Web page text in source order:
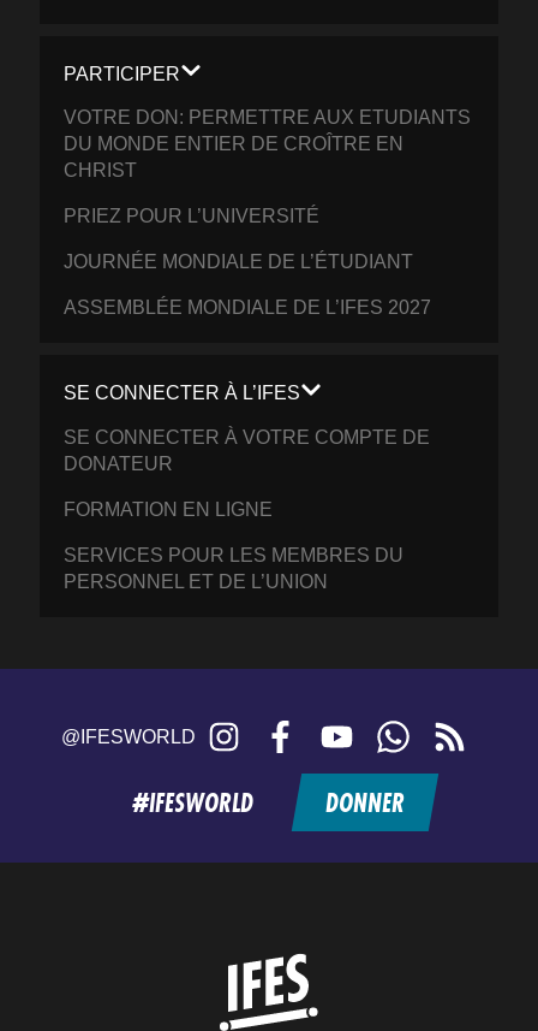
PARTICIPER
VOTRE DON: PERMETTRE AUX ETUDIANTS
DU MONDE ENTIER DE CROÎTRE EN
CHRIST
PRIEZ POUR L’UNIVERSITÉ
JOURNÉE MONDIALE DE L’ÉTUDIANT
ASSEMBLÉE MONDIALE DE L’IFES 2027
SE CONNECTER À L’IFES
SE CONNECTER À VOTRE COMPTE DE
DONATEUR
FORMATION EN LIGNE
SERVICES POUR LES MEMBRES DU
PERSONNEL ET DE L’UNION
@IFESWORLD Instagram FacebookYouTubeWhatsApp
feed
#IFESWORLD DONNER